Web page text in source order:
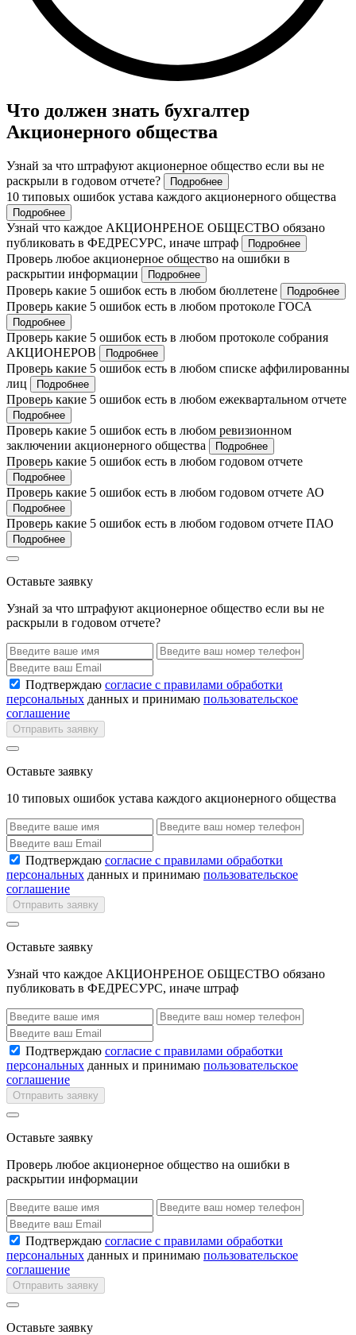
Что должен знать бухгалтер
Акционерного общества
Узнай за что штрафуют акционерное общество если вы не
раскрыли в годовом отчете?
Подробнее
10 типовых ошибок устава каждого акционерного общества
Подробнее
Узнай что каждое АКЦИОНРЕНОЕ ОБЩЕСТВО обязано
публиковать в ФЕДРЕСУРС, иначе штраф
Подробнее
Проверь любое акционерное общество на ошибки в
раскрытии информации
Подробнее
Проверь какие 5 ошибок есть в любом бюллетене Подробнее
Проверь какие 5 ошибок есть в любом протоколе ГОСА
Подробнее
Проверь какие 5 ошибок есть в любом протоколе собрания
АКЦИОНЕРОВ
Подробнее
Проверь какие 5 ошибок есть в любом списке аффилированны
лиц
Подробнее
Проверь какие 5 ошибок есть в любом ежеквартальном отчете
Подробнее
Проверь какие 5 ошибок есть в любом ревизионном
заключении акционерного общества
Подробнее
Проверь какие 5 ошибок есть в любом годовом отчете
Подробнее
Проверь какие 5 ошибок есть в любом годовом отчете АО
Подробнее
Проверь какие 5 ошибок есть в любом годовом отчете ПАО
Подробнее
Оставьте заявку
Узнай за что штрафуют акционерное общество если вы не
раскрыли в годовом отчете?
Подтверждаю согласие с правилами обработки
персональных данных и принимаю пользовательское
соглашение
Отправить заявку
Оставьте заявку
10 типовых ошибок устава каждого акционерного общества
Подтверждаю согласие с правилами обработки
персональных данных и принимаю пользовательское
соглашение
Отправить заявку
Оставьте заявку
Узнай что каждое АКЦИОНРЕНОЕ ОБЩЕСТВО обязано
публиковать в ФЕДРЕСУРС, иначе штраф
Подтверждаю согласие с правилами обработки
персональных данных и принимаю пользовательское
соглашение
Отправить заявку
Оставьте заявку
Проверь любое акционерное общество на ошибки в
раскрытии информации
Подтверждаю согласие с правилами обработки
персональных данных и принимаю пользовательское
соглашение
Отправить заявку
Оставьте заявку